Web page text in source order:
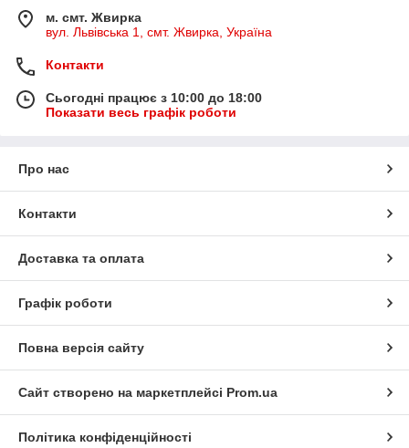
м. смт. Жвирка
вул. Львівська 1, смт. Жвирка, Україна
Контакти
Сьогодні працює з 10:00 до 18:00
Показати весь графік роботи
Про нас
Контакти
Доставка та оплата
Графік роботи
Повна версія сайту
Сайт створено на маркетплейсі Prom.ua
Політика конфіденційності